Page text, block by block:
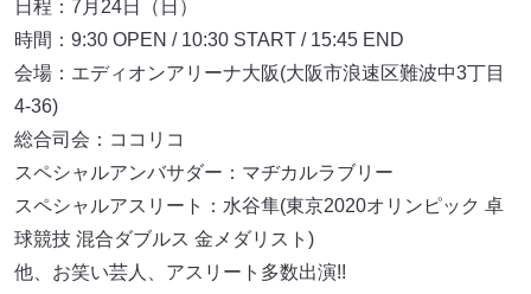
日程：7月24日（日）
時間：9:30 OPEN / 10:30 START / 15:45 END
会場：エディオンアリーナ大阪(大阪市浪速区難波中3丁目
4-36)
総合司会：ココリコ
スペシャルアンバサダー：マヂカルラブリー
スペシャルアスリート：水谷隼(東京2020オリンピック 卓
球競技 混合ダブルス 金メダリスト)
他、お笑い芸人、アスリート多数出演!!